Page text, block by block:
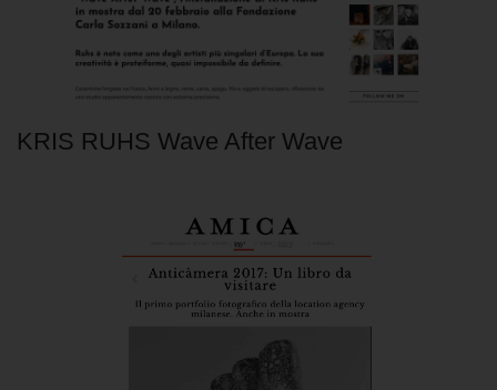
KRIS RUHS Wave After Wave